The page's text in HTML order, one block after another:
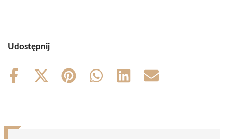
Udostępnij
Share
Share
(Twitter)
Share
Share
Share
Share